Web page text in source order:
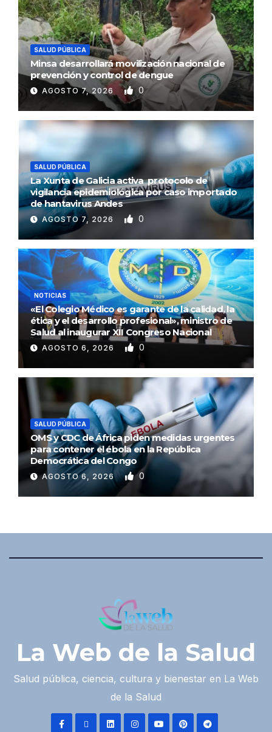
SALUD PÚBLICA
Minsa desarrollará movilización nacional de
prevención y control de dengue
AGOSTO 7, 2026 0
SALUD PÚBLICA
La Xunta de Galicia activa protocolo de
vigilancia epidemiológica por caso importado
de hantavirus Andes
AGOSTO 7, 2026 0
NOTICIAS
«El Colegio Médico es garante de la calidad, la
ética y el desarrollo profesional», ministro de
Salud al inaugurar XII Congreso Nacional
AGOSTO 6, 2026 0
SALUD PÚBLICA
OMS y CDC de África piden medidas urgentes
para contener el ébola en la República
Democrática del Congo
AGOSTO 6, 2026 0
La Web de la Salud
Salud pública, ciencia, cultura y bienestar en La Web
de la Salud